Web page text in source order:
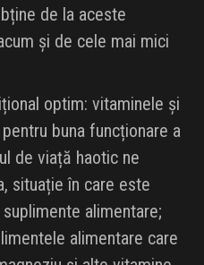
de la aceste
și de cele mai mici
optim: vitaminele și
buna funcționare a
de viață haotic ne
situație în care este
alimentare;
alimentare care